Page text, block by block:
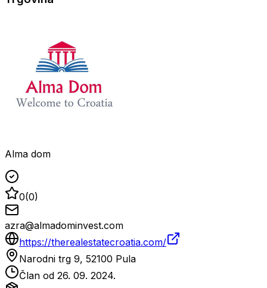
Alma dom
0(0)
azra@almadominvest.com
https://therealestatecroatia.com/
Narodni trg 9, 52100 Pula
Član od 26. 09. 2024.